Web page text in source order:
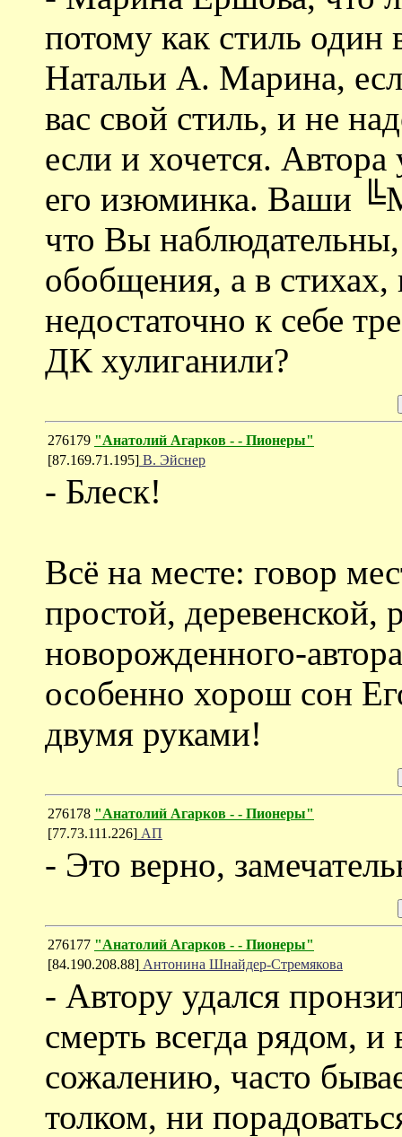
потому как стиль один
Натальи А. Марина,
вас свой стиль, и не
если и хочется.
его изюминка. Ваши
что Вы
обобщения, а в
недостаточно к себе
ДК хулиганили?
276179 "Анатолий Агарков - - Пионеры"
[87.169.71.195] В. Эйснер
- Блеск!
Всё на месте: говор
простой,
новорожденного-
особенно хорош сон
двумя руками!
276178 "Анатолий Агарков - - Пионеры"
[77.73.111.226] АП
- Это верно,
276177 "Анатолий Агарков - - Пионеры"
[84.190.208.88] Антонина Шнайдер-Стремякова
- Автору удался
смерть всегда рядом, и
сожалению, часто
толком, ни